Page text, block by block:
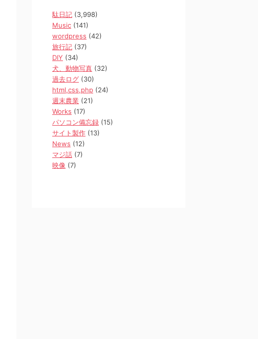
駄日記 (3,998)
Music (141)
wordpress (42)
旅行記 (37)
DIY (34)
犬、動物写真 (32)
過去ログ (30)
html,css,php (24)
週末農業 (21)
Works (17)
パソコン備忘録 (15)
サイト製作 (13)
News (12)
マジ話 (7)
映像 (7)